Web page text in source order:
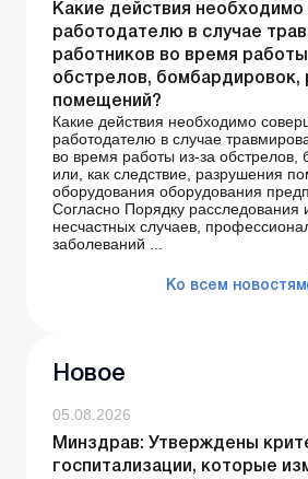
Какие действия
работодателю в случае
работников во время
обстрелов, бомбардировок,
помещений?
Какие действия необходимо
работодателю в случае
во время работы из-за обстрелов,
или, как следствие, разрушения
оборудования оборудования
Согласно Порядку расследования
несчастных случаев,
заболеваний ...
Ко всем новостям
Новое
05.08.2026
Минздрав: Утверждены
госпитализации, которые